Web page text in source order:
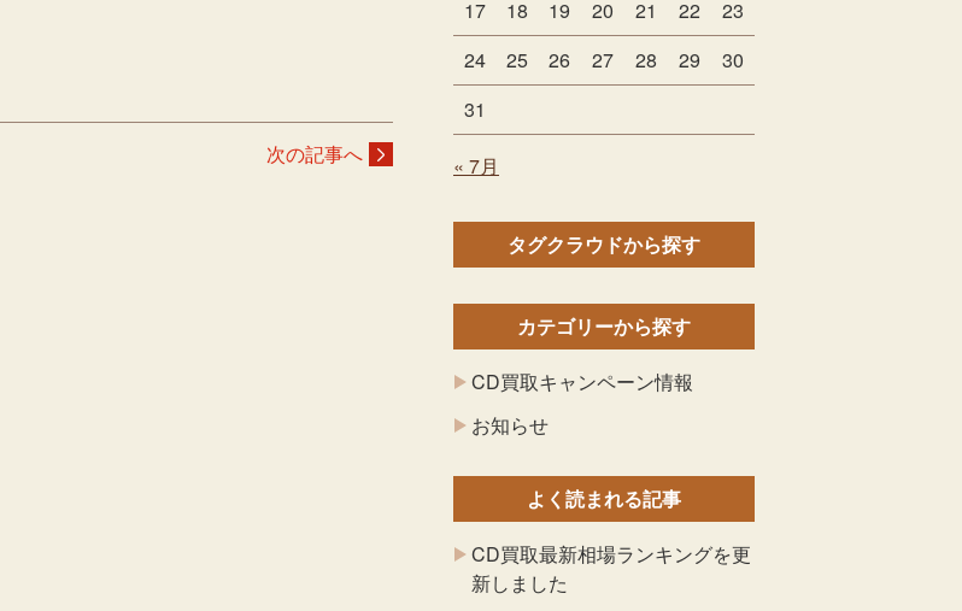
次の記事へ
17
18 19 20 21 22
23
24
25 26 27 28 29
30
31
« 7月
タグクラウドから探す
カテゴリーから探す
CD買取キャンペーン情報
お知らせ
よく読まれる記事
CD買取最新相場ランキングを更
新しました